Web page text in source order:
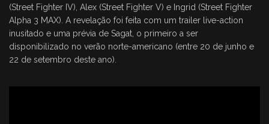
(Street Fighter IV), Alex (Street Fighter V) e Ingrid (Street Fighter
Alpha 3 MAX). A revelação foi feita com um trailer live-action
inusitado e uma prévia de Sagat, o primeiro a ser
disponibilizado no verão norte-americano (entre 20 de junho e
22 de setembro deste ano).